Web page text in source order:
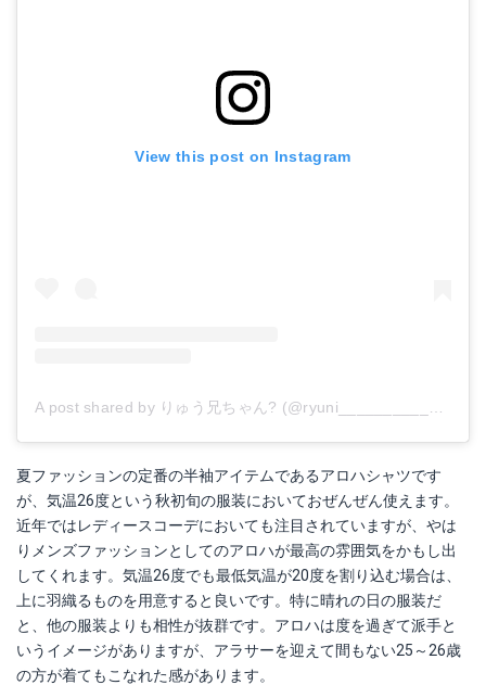
View this post on Instagram
夏ファッションの定番の半袖アイテムであるアロハシャツです
が、気温26度という秋初旬の服装においておぜんぜん使えます。
近年ではレディースコーデにおいても注目されていますが、やは
りメンズファッションとしてのアロハが最高の雰囲気をかもし出
してくれます。気温26度でも最低気温が20度を割り込む場合は、
上に羽織るものを用意すると良いです。特に晴れの日の服装だ
と、他の服装よりも相性が抜群です。アロハは度を過ぎて派手と
いうイメージがありますが、アラサーを迎えて間もない25～26歳
の方が着てもこなれた感があります。